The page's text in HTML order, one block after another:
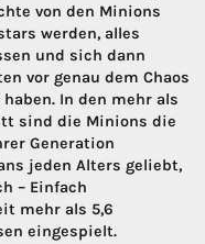
von den Minions
werden, alles
und sich dann
vor genau dem Chaos
In den mehr als
sind die Minions die
Generation
jeden Alters geliebt,
– Einfach
mehr als 5,6
eingespielt.